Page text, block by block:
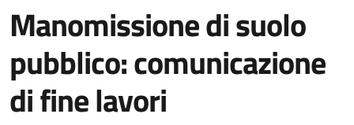
Manomissione di suolo
pubblico: comunicazione
di fine lavori